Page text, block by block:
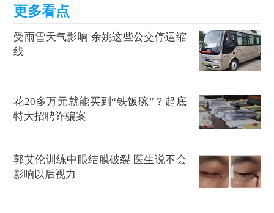
受雨雪天气影响 余姚这些公交停运缩
线
花20多万元就能买到“铁饭碗”？起底
特大招聘诈骗案
郭艾伦训练中眼结膜破裂 医生说不会
影响以后视力